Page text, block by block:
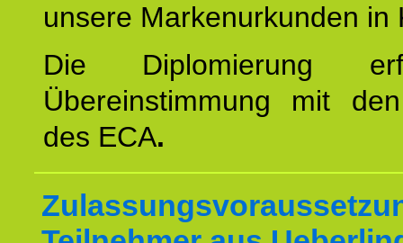
unsere Markenurkunden in
Die Diplomierung
Übereinstimmung mit
des ECA.